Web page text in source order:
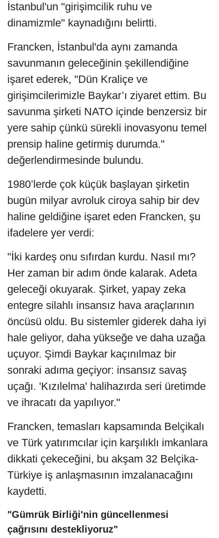
İstanbul'un "girişimcilik ruhu ve
dinamizmle" kaynadığını belirtti.
Francken, İstanbul'da aynı zamanda
savunmanın geleceğinin şekillendiğine
işaret ederek, "Dün Kraliçe ve
girişimcilerimizle Baykar’ı ziyaret ettim. Bu
savunma şirketi NATO içinde benzersiz bir
yere sahip çünkü sürekli inovasyonu temel
prensip haline getirmiş durumda."
değerlendirmesinde bulundu.
1980’lerde çok küçük başlayan şirketin
bugün milyar avroluk ciroya sahip bir dev
haline geldiğine işaret eden Francken, şu
ifadelere yer verdi:
"İki kardeş onu sıfırdan kurdu. Nasıl mı?
Her zaman bir adım önde kalarak. Adeta
geleceği okuyarak. Şirket, yapay zeka
entegre silahlı insansız hava araçlarının
öncüsü oldu. Bu sistemler giderek daha iyi
hale geliyor, daha yükseğe ve daha uzağa
uçuyor. Şimdi Baykar kaçınılmaz bir
sonraki adıma geçiyor: insansız savaş
uçağı. 'Kızılelma' halihazırda seri üretimde
ve ihracatı da yapılıyor."
Francken, temasları kapsamında Belçikalı
ve Türk yatırımcılar için karşılıklı imkanlara
dikkati çekeceğini, bu akşam 32 Belçika-
Türkiye iş anlaşmasının imzalanacağını
kaydetti.
"Gümrük Birliği'nin güncellenmesi
çağrısını destekliyoruz"